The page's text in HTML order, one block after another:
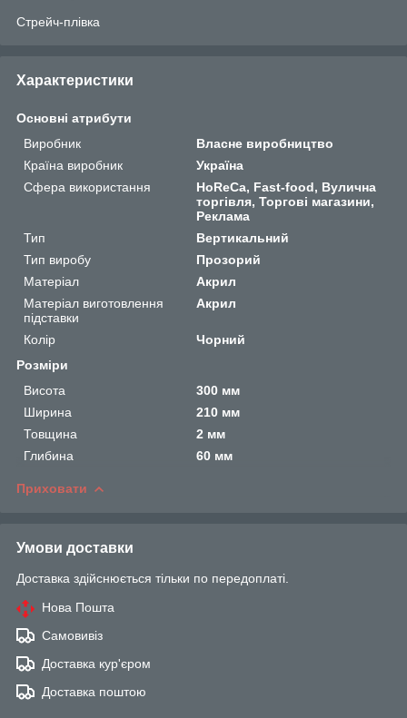
Стрейч-плівка
Характеристики
Основні атрибути
Виробник
Власне виробництво
Країна виробник
Україна
Сфера використання
HoReCa, Fast-food, Вулична
торгівля, Торгові магазини,
Реклама
Тип
Вертикальний
Тип виробу
Прозорий
Матеріал
Акрил
Матеріал виготовлення
підставки
Акрил
Колір
Чорний
Розміри
Висота
300 мм
Ширина
210 мм
Товщина
2 мм
Глибина
60 мм
Приховати
Умови доставки
Доставка здійснюється тільки по передоплаті.
Нова Пошта
Самовивіз
Доставка кур'єром
Доставка поштою